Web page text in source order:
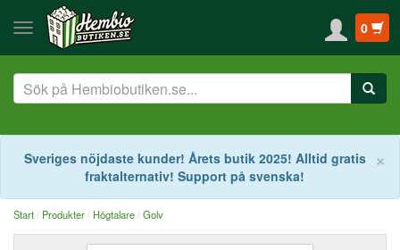
0
×
Sveriges nöjdaste kunder! Årets butik 2025! Alltid gratis
fraktalternativ! Support på svenska!
Start Produkter Högtalare Golv